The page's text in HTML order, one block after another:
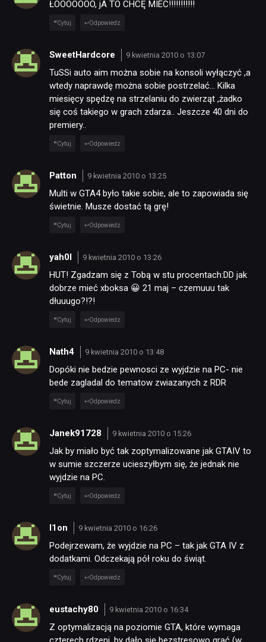
ŁOOOOOOO, jA TO CHCĘ MIEĆ!!!!!!!!!!!
Cytuj Odpowiedz
SweetHardcore 9 kwietnia 2010 o 13:07
TuSSi auto aim można sobie na konsoli wyłączyć ,a
wtedy naprawdę można sobie postrzelać… Kilka
miesięcy spędzę na strzelaniu do zwierząt ,żadko
się coś takiego w grach zdarza.. Jeszcze 40 dni do
premiery..
Cytuj Odpowiedz
Patton 9 kwietnia 2010 o 13:25
Multi w GTA4 było takie sobie, ale to zapowiada się
świetnie. Musze dostać tą grę!
Cytuj Odpowiedz
yah0l 9 kwietnia 2010 o 13:26
HUT! Zgadzam się z Tobą w stu procentach:DD jak
dobrze mieć xboksa 😀 21 maj – czemuuu tak
dłuuugo?!?!
Cytuj Odpowiedz
Nath4 9 kwietnia 2010 o 13:48
Dopóki nie bedzie pewnosci ze wyjdzie na PC- nie
bede zagladal do tematow zwiazanych z RDR
Cytuj Odpowiedz
Janek91728 9 kwietnia 2010 o 15:26
Jak by miało być tak zoptymalizowane jak GTAIV to
w sumie szczerze ucieszyłbym się, że jednak nie
wyjdzie na PC.
Cytuj Odpowiedz
l1on 9 kwietnia 2010 o 16:26
Podejrzewam, że wyjdzie na PC – tak jak GTA IV z
dodatkami. Odczekają pół roku do świąt.
Cytuj Odpowiedz
eustachy80 9 kwietnia 2010 o 16:34
Z optymalizacją na poziomie GTA, które wymaga